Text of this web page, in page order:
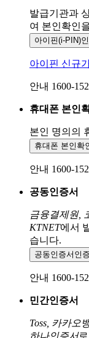
발급기관과
여 본인확인
아이핀(i-PIN)
아이핀 신규
안내 1600-
휴대폰 본인
본인 명의의
휴대폰 본인확
안내 1600-
공동인증서
금융결제원,
KTNET에서
습니다.
공동인증서 인
안내 1600-
민간인증서
Toss, 카카오